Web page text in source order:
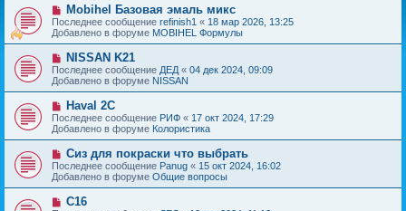
Н
о
в
о
е
с
о
о
б
щ
е
н
и
е
Mobihel Базовая эмаль микс
Последнее сообщение refinish1 « 18 мар 2026, 13:25
Добавлено в форуме MOBIHEL Формулы
Н
о
в
о
е
с
о
о
б
щ
е
н
и
е
NISSAN K21
Последнее сообщение ДЕД « 04 дек 2024, 09:09
Добавлено в форуме NISSAN
Н
о
в
о
с
о
о
б
щ
Haval 2C
Последнее сообщение РИФ « 17 окт 2024, 17:29
Добавлено в форуме Колористика
Н
о
в
о
с
Сиз для покраски что выбрать
Последнее сообщение Panug « 15 окт 2024, 16:02
Добавлено в форуме Общие вопросы
НC16